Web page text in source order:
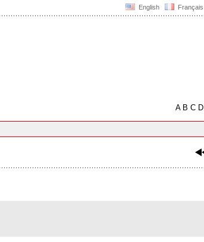
English Français
AB C D